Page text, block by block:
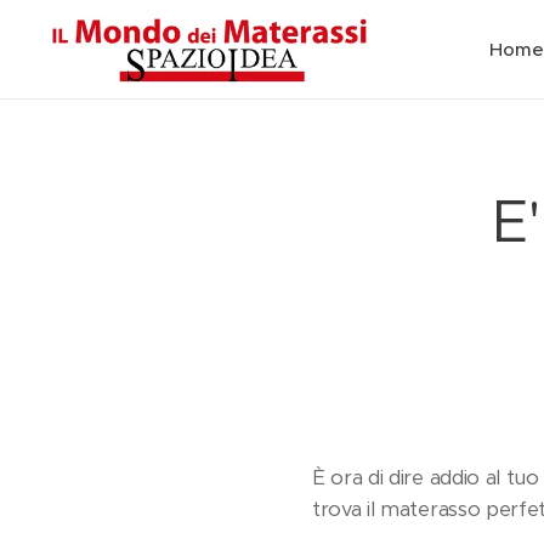
Home
È ora di dire addio al
trova il materasso